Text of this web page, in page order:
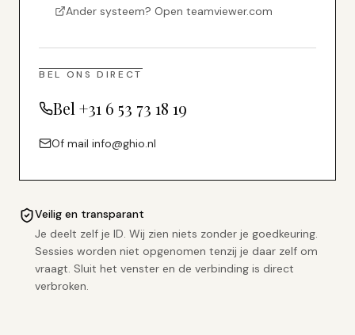
Ander systeem? Open teamviewer.com
BEL ONS DIRECT
Bel +31 6 53 73 18 19
Of mail info@ghio.nl
Veilig en transparant
Je deelt zelf je ID. Wij zien niets zonder je goedkeuring.
Sessies worden niet opgenomen tenzij je daar zelf om
vraagt. Sluit het venster en de verbinding is direct
verbroken.